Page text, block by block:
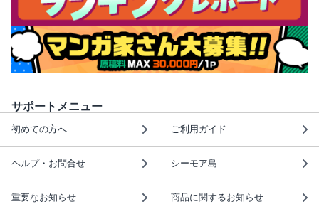
サポートメニュー
初めての方へ ご利用ガイド
ヘルプ・お問合せ シーモア島
重要なお知らせ 商品に関するお知らせ